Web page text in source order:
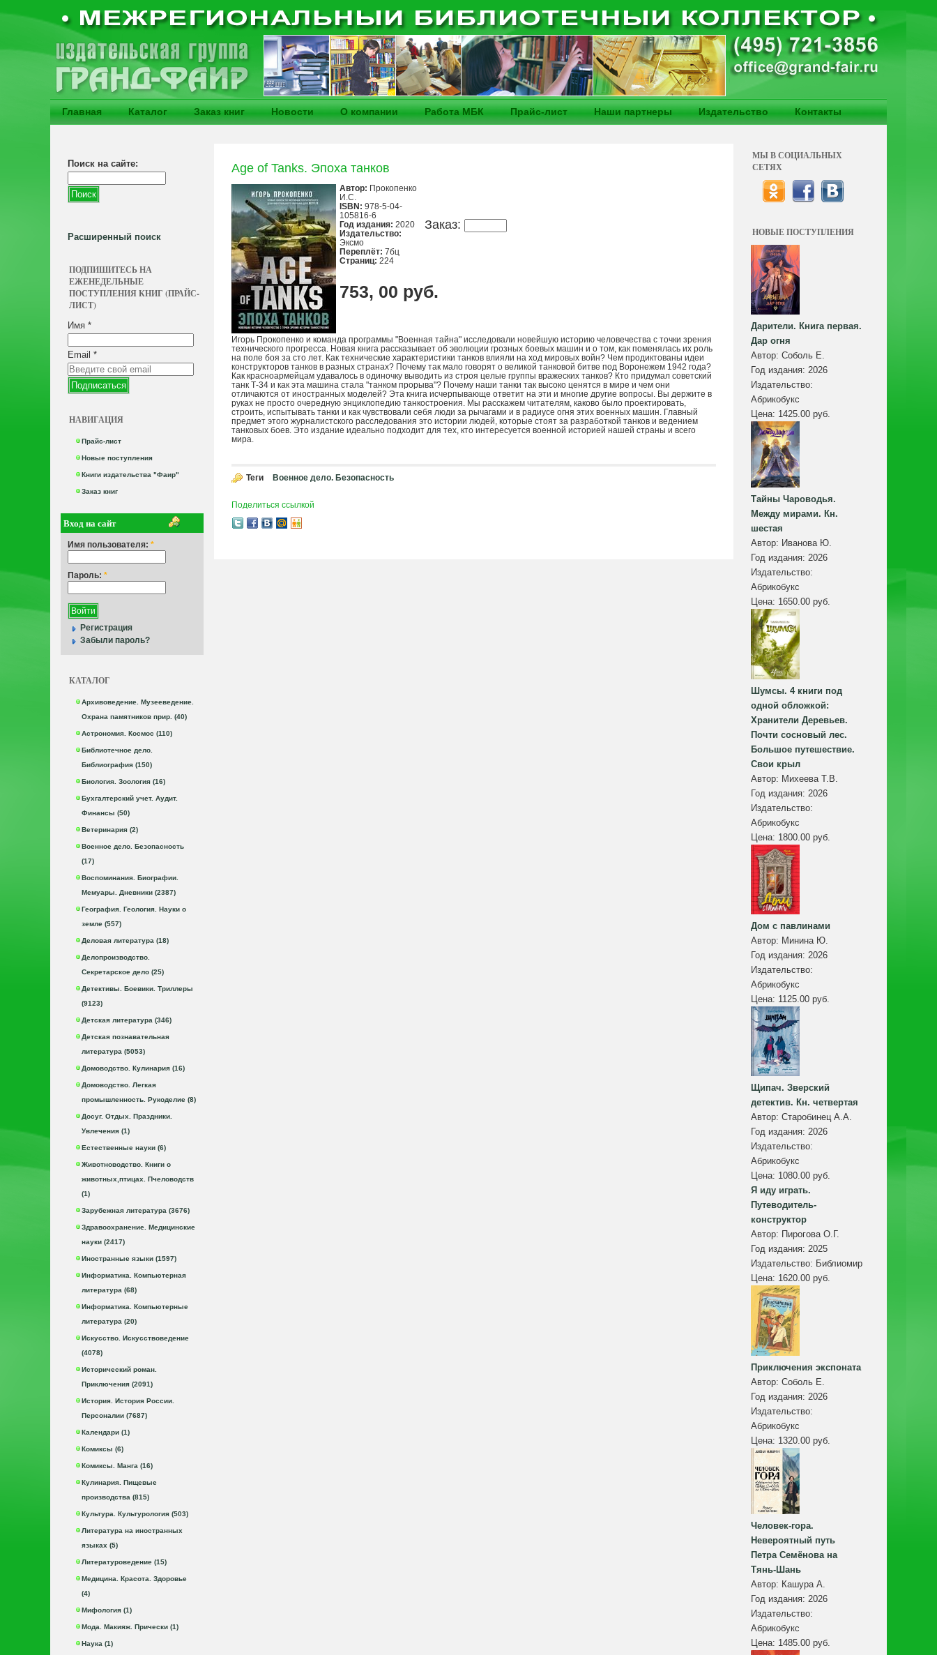
Главная Каталог Заказ книг Новости О компании Работа МБК Прайс-лист Наши партнеры Издательство Контакты
Поиск на сайте:
Расширенный поиск
ПОДПИШИТЕСЬ НА
ЕЖЕНЕДЕЛЬНЫЕ
ПОСТУПЛЕНИЯ КНИГ (ПРАЙС-
ЛИСТ)
Имя *
Email *
НАВИГАЦИЯ
Прайс-лист
Новые поступления
Книги издательства "Фаир"
Заказ книг
Вход на сайт
Имя пользователя: *
Пароль: *
Регистрация
Забыли пароль?
КАТАЛОГ
Архивоведение. Музееведение.
Охрана памятников прир. (40)
Астрономия. Космос (110)
Библиотечное дело.
Библиография (150)
Биология. Зоология (16)
Бухгалтерский учет. Аудит.
Финансы (50)
Ветеринария (2)
Военное дело. Безопасность
(17)
Воспоминания. Биографии.
Мемуары. Дневники (2387)
География. Геология. Науки о
земле (557)
Деловая литература (18)
Делопроизводство.
Секретарское дело (25)
Детективы. Боевики. Триллеры
(9123)
Детская литература (346)
Детская познавательная
литература (5053)
Домоводство. Кулинария (16)
Домоводство. Легкая
промышленность. Рукоделие (8)
Досуг. Отдых. Праздники.
Увлечения (1)
Естественные науки (6)
Животноводство. Книги о
животных,птицах. Пчеловодств
(1)
Зарубежная литература (3676)
Здравоохранение. Медицинские
науки (2417)
Иностранные языки (1597)
Информатика. Компьютерная
литература (68)
Информатика. Компьютерные
литература (20)
Искусство. Искусствоведение
(4078)
Исторический роман.
Приключения (2091)
История. История России.
Персоналии (7687)
Календари (1)
Комиксы (6)
Комиксы. Манга (16)
Кулинария. Пищевые
производства (815)
Культура. Культурология (503)
Литература на иностранных
языках (5)
Литературоведение (15)
Медицина. Красота. Здоровье
(4)
Мифология (1)
Мода. Макияж. Прически (1)
Наука (1)
Age of Tanks. Эпоха танков
Заказ:
Автор: Прокопенко
И.С.
ISBN: 978-5-04-
105816-6
Год издания: 2020
Издательство:
Эксмо
Переплёт: 7бц
Страниц: 224
753, 00 руб.
Игорь Прокопенко и команда программы "Военная тайна" исследовали новейшую историю человечества с точки зрения
технического прогресса. Новая книга рассказывает об эволюции грозных боевых машин и о том, как поменялась их роль
на поле боя за сто лет. Как технические характеристики танков влияли на ход мировых войн? Чем продиктованы идеи
конструкторов танков в разных странах? Почему так мало говорят о великой танковой битве под Воронежем 1942 года?
Как красноармейцам удавалось в одиночку выводить из строя целые группы вражеских танков? Кто придумал советский
танк Т-34 и как эта машина стала "танком прорыва"? Почему наши танки так высоко ценятся в мире и чем они
отличаются от иностранных моделей? Эта книга исчерпывающе ответит на эти и многие другие вопросы. Вы держите в
руках не просто очередную энциклопедию танкостроения. Мы расскажем читателям, каково было проектировать,
строить, испытывать танки и как чувствовали себя люди за рычагами и в радиусе огня этих военных машин. Главный
предмет этого журналистского расследования это истории людей, которые стоят за разработкой танков и ведением
танковых боев. Это издание идеально подходит для тех, кто интересуется военной историей нашей страны и всего
мира.
Теги Военное дело. Безопасность
Поделиться ссылкой
МЫ В СОЦИАЛЬНЫХ
СЕТЯХ
НОВЫЕ ПОСТУПЛЕНИЯ
Дарители. Книга первая.
Дар огня
Автор: Соболь Е.
Год издания: 2026
Издательство:
Абрикобукс
Цена: 1425.00 руб.
Тайны Чароводья.
Между мирами. Кн.
шестая
Автор: Иванова Ю.
Год издания: 2026
Издательство:
Абрикобукс
Цена: 1650.00 руб.
Шумсы. 4 книги под
одной обложкой:
Хранители Деревьев.
Почти сосновый лес.
Большое путешествие.
Свои крыл
Автор: Михеева Т.В.
Год издания: 2026
Издательство:
Абрикобукс
Цена: 1800.00 руб.
Дом с павлинами
Автор: Минина Ю.
Год издания: 2026
Издательство:
Абрикобукс
Цена: 1125.00 руб.
Щипач. Зверский
детектив. Кн. четвертая
Автор: Старобинец А.А.
Год издания: 2026
Издательство:
Абрикобукс
Цена: 1080.00 руб.
Я иду играть.
Путеводитель-
конструктор
Автор: Пирогова О.Г.
Год издания: 2025
Издательство: Библиомир
Цена: 1620.00 руб.
Приключения экспоната
Автор: Соболь Е.
Год издания: 2026
Издательство:
Абрикобукс
Цена: 1320.00 руб.
Человек-гора.
Невероятный путь
Петра Семёнова на
Тянь-Шань
Автор: Кашура А.
Год издания: 2026
Издательство:
Абрикобукс
Цена: 1485.00 руб.